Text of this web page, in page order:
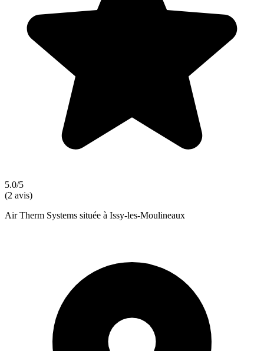
5.0/5
(2 avis)
Air Therm Systems située à Issy-les-Moulineaux